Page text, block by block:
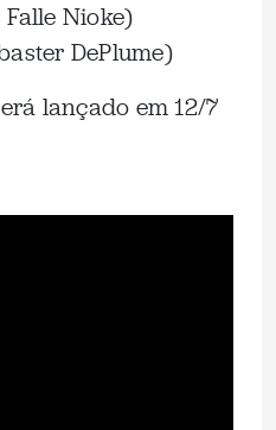
Falle Nioke)
DePlume)
lançado em 12/7